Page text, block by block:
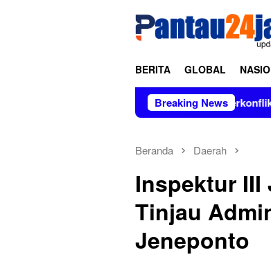
BERITA GLOBAL
Breaking News
dan Tidak Berkonflik; Prof. Dr. Hj. Andi Aslinda,
Beranda Daerah
Inspektur III
Tinjau
Jeneponto